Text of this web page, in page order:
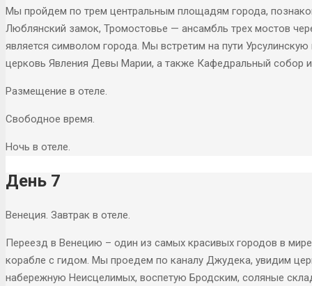
Мы пройдем по трем центральным площадям города,
Люблянский замок, Тромостовье — ансамбль трех мостов
является символом города. Мы встретим на пути
церковь Явления Девы Марии, а также Кафедральный собор
Размещение в отеле.
Свободное время.
Ночь в отеле.
День 7
Венеция. Завтрак в отеле.
Переезд в Венецию – один из самых красивых городов в
корабле с гидом. Мы проедем по каналу Джудека, увидим
набережную Неисцелимых, воспетую Бродским, соляные